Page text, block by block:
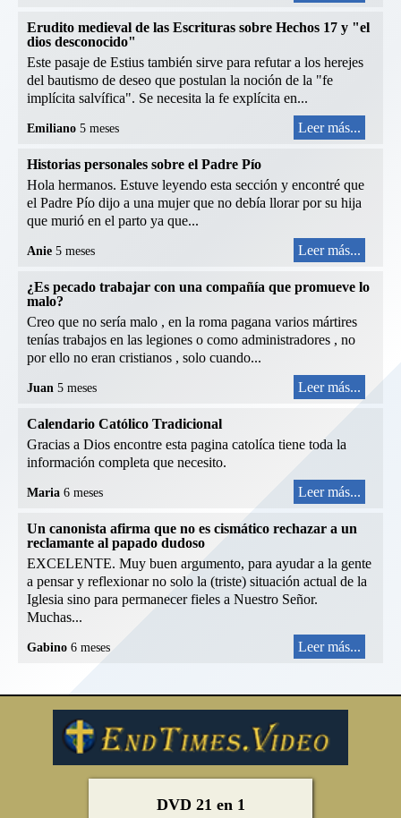
Erudito medieval de las Escrituras sobre Hechos 17 y "el
dios desconocido"
Este pasaje de Estius también sirve para refutar a los herejes
del bautismo de deseo que postulan la noción de la "fe
implícita salvífica". Se necesita la fe explícita en...
Emiliano 5 meses Leer más...
Historias personales sobre el Padre Pío
Hola hermanos. Estuve leyendo esta sección y encontré que
el Padre Pío dijo a una mujer que no debía llorar por su hija
que murió en el parto ya que...
Anie 5 meses Leer más...
¿Es pecado trabajar con una compañía que promueve lo
malo?
Creo que no sería malo , en la roma pagana varios mártires
tenías trabajos en las legiones o como administradores , no
por ello no eran cristianos , solo cuando...
Juan 5 meses Leer más...
Calendario Católico Tradicional
Gracias a Dios encontre esta pagina catolíca tiene toda la
información completa que necesito.
Maria 6 meses Leer más...
Un canonista afirma que no es cismático rechazar a un
reclamante al papado dudoso
EXCELENTE. Muy buen argumento, para ayudar a la gente
a pensar y reflexionar no solo la (triste) situación actual de la
Iglesia sino para permanecer fieles a Nuestro Señor.
Muchas...
Gabino 6 meses Leer más...
DVD 21 en 1